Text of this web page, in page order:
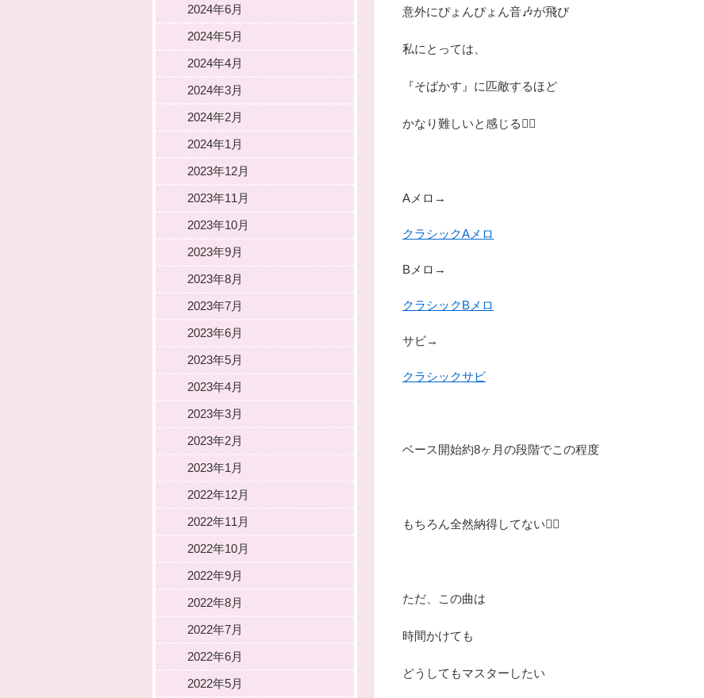
意外にぴょんぴょん音🎶が飛び
私にとっては、
『そばかす』に匹敵するほど
かなり難しいと感じる🤷‍♂️
Aメロ→
クラシックAメロ
Bメロ→
クラシックBメロ
サビ→
クラシックサビ
ベース開始約8ヶ月の段階でこの程度
もちろん全然納得してない🤦‍♂️
ただ、この曲は
時間かけても
どうしてもマスターしたい
2024年6月
2024年5月
2024年4月
2024年3月
2024年2月
2024年1月
2023年12月
2023年11月
2023年10月
2023年9月
2023年8月
2023年7月
2023年6月
2023年5月
2023年4月
2023年3月
2023年2月
2023年1月
2022年12月
2022年11月
2022年10月
2022年9月
2022年8月
2022年7月
2022年6月
2022年5月